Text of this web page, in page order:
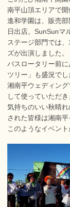
南平山頂エリアで
進和学園は、販売
日出店。SunSunマ
ステージ部門では
ズが出演しました。
バスロータリー前
ツリー」も盛況でし
湘南平ウェディン
して使っていただ
気持ちのいい秋晴
された皆様は湘南
このようなイベン